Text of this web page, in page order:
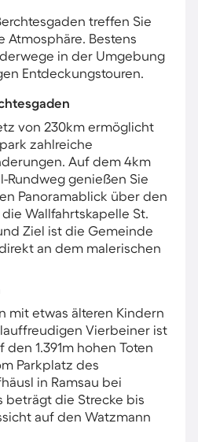
treffen Sie
Atmosphäre. Bestens
in der Umgebung
Entdeckungstouren.
von 230km ermöglicht
zahlreiche
Auf dem 4km
Rundweg genießen Sie
Panoramablick über den
Wallfahrtskapelle St.
Ziel ist die Gemeinde
an dem malerischen
mit etwas älteren Kindern
Vierbeiner ist
1.391m hohen Toten
Parkplatz des
in Ramsau bei
beträgt die Strecke bis
auf den Watzmann